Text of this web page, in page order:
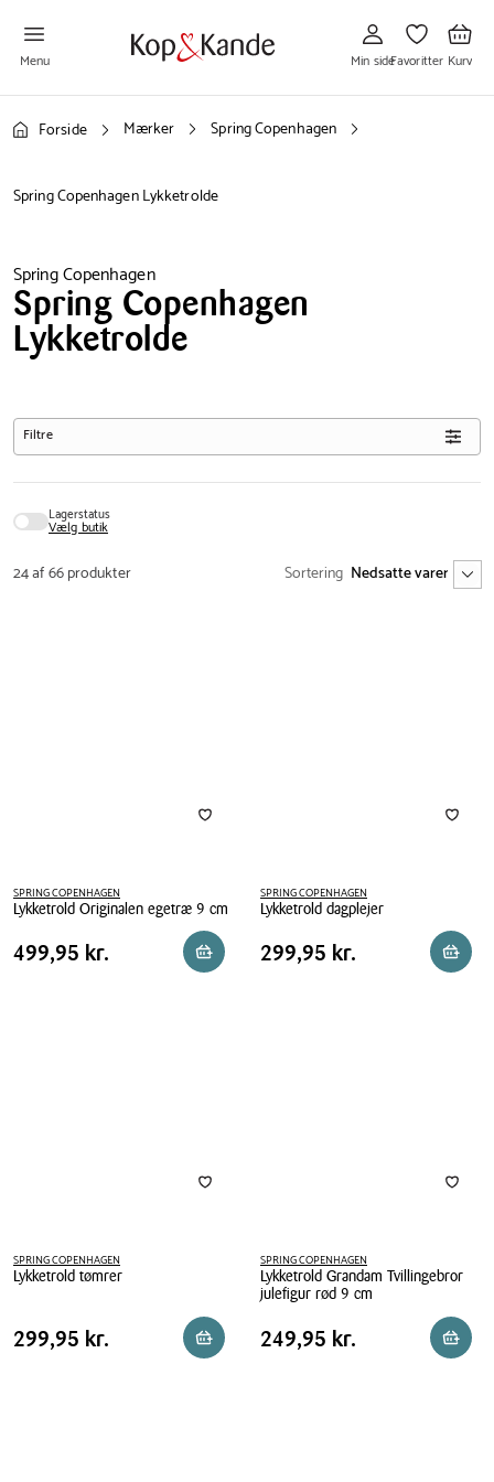
Menu
til
Min
side
Min side
til
Favoritter
Favoritter
til
Kurv
Kurv
Forside Mærker Spring Copenhagen
Spring Copenhagen Lykketrolde
Spring Copenhagen
Spring Copenhagen
Lykketrolde
Filtre
Lagerstatus
Vælg butik
24 af 66 produkter Sortering
SPRING COPENHAGEN
Lykketrold Originalen egetræ 9 cm
Lykketrold
Originalen
Pris
Pris 499,95 kr.
499,95 kr. Reservér i butik
SPRING COPENHAGEN
Lykketrold dagplejer
Lykketrold
dagplejer
Pris
Pris 299,95 kr.
299,95 kr.
SPRING COPENHAGEN
Lykketrold tømrer
tømrer
Pris
Pris 299,95 kr.
299,95 kr. Reservér i butik
SPRING COPENHAGEN
Lykketrold Grandam Tvillingebror
julefigur rød 9 cm
Lykketrold
Grandam
Pris
Pris 249,95 kr.
249,95 kr.